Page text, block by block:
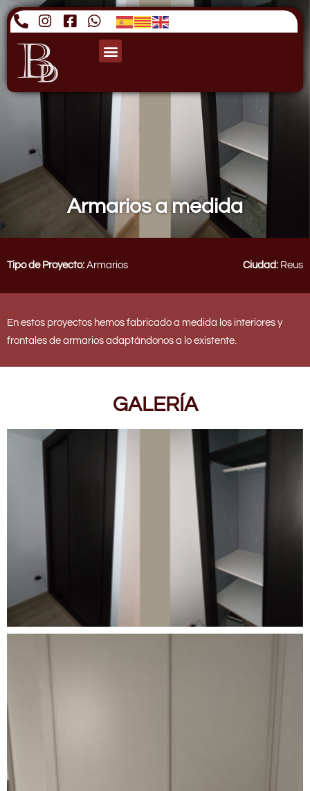
Armarios a medida
Tipo de Proyecto: Armarios Ciudad: Reus
En estos proyectos hemos fabricado a medida los interiores y
frontales de armarios adaptándonos a lo existente.
GALERÍA